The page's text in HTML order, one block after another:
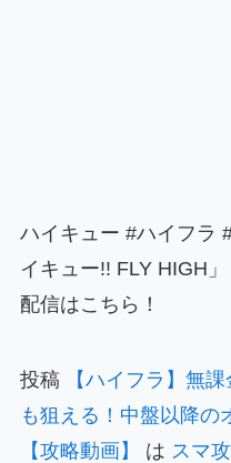
ハイキュー #ハイフラ
イキュー!! FLY HIGH
配信はこちら！
投稿
【ハイフラ】無
も狙える！中盤以降の
【攻略動画】
は スマ